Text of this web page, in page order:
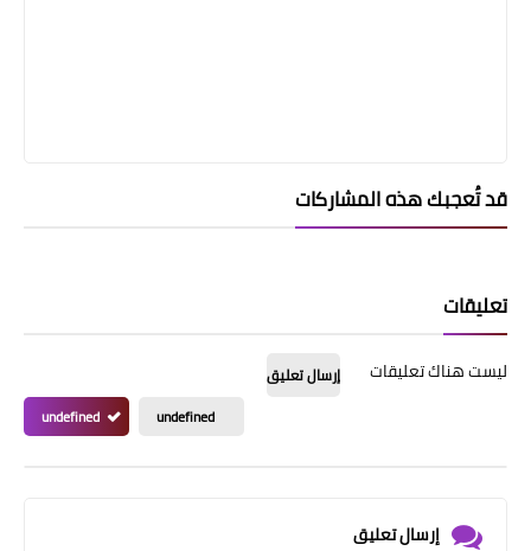
قد تُعجبك هذه المشاركات
تعليقات
ليست هناك تعليقات
إرسال تعليق
undefined
undefined
إرسال تعليق